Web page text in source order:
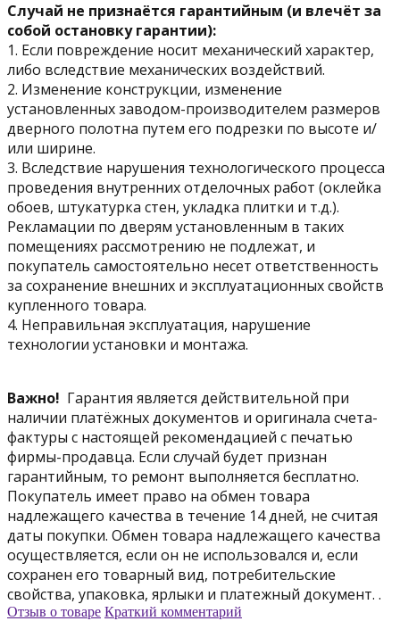
Случай не признаётся гарантийным (и влечёт за
собой остановку гарантии):
1. Если повреждение носит механический характер,
либо вследствие механических воздействий.
2. Изменение конструкции, изменение
установленных заводом-производителем размеров
дверного полотна путем его подрезки по высоте и/
или ширине.
3. Вследствие нарушения технологического процесса
проведения внутренних отделочных работ (оклейка
обоев, штукатурка стен, укладка плитки и т.д.).
Рекламации по дверям установленным в таких
помещениях рассмотрению не подлежат, и
покупатель самостоятельно несет ответственность
за сохранение внешних и эксплуатационных свойств
купленного товара.
4. Неправильная эксплуатация, нарушение
технологии установки и монтажа.
Важно! Гарантия является действительной при
наличии платёжных документов и оригинала счета-
фактуры с настоящей рекомендацией с печатью
фирмы-продавца. Если случай будет признан
гарантийным, то ремонт выполняется бесплатно.
Покупатель имеет право на обмен товара
надлежащего качества в течение 14 дней, не считая
даты покупки. Обмен товара надлежащего качества
осуществляется, если он не использовался и, если
сохранен его товарный вид, потребительские
свойства, упаковка, ярлыки и платежный документ. .
Отзыв о товаре Краткий комментарий